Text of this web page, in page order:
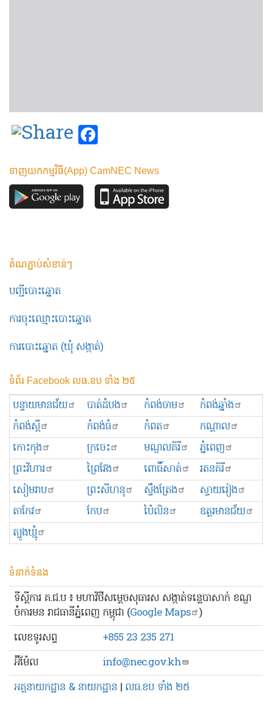
ទាញយកកម្មវិធី(App) CamNEC News
តំណភ្ជាប់សំខាន់ៗ
បញ្ជីបោះឆ្នោត
ការចុះឈ្មោះបោះឆ្នោត
ការបោះឆ្នោត (ឃុំ សង្កាត់)
ទំព័រ Facebook លធ.ខប ទាំង ២៥
បន្ទាយមានជ័យ បាត់ដំបង កំពង់ចាម
កំពង់ឆ្នាំង
កំពង់ស្ពឺ
កំពង់ធំ កំពត
កណ្ដាល
កោះកុង
ក្រចេះ មណ្ឌលគិរី
ភ្នំពេញ
ព្រះ​វិហារ
ព្រៃវែង ពោធិ៍សាត់
រតនគិរី
សៀមរាប
ព្រះសីហនុ ស្ទឹងត្រែង
ស្វាយរៀង
តាកែវ
កែប ប៉ៃលិន
ឧត្ដរមានជ័យ
ត្បូងឃ្មុំ
ទំនាក់ទំនង
ទីស្ដីការ គ.ជ.ប ៖ មហាវិថីសម្ដេចសុធារស សង្កាត់ទន្លេបាសាក់ ខណ្ឌ
ចំការមន រាជធានីភ្នំពេញ កម្ពុជា (Google Maps )
លេខ​ទូរសព្ទ
+855 23 235 271
អ៊ីម៉ែល
info@nec.gov.kh
អគ្គនាយកដ្ឋាន & នាយកដ្ឋាន | លធ.ខប ទាំង ២៥